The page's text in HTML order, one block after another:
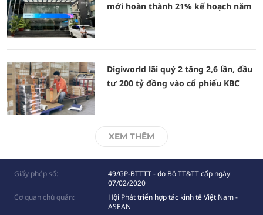
mới hoàn thành 21% kế hoạch năm
Digiworld lãi quý 2 tăng 2,6 lần, đầu
tư 200 tỷ đồng vào cổ phiếu KBC
XEM THÊM
Giấy phép số:
49/GP-BTTTT - do Bộ TT&TT cấp ngày
07/02/2020
Cơ quan chủ quản:
Hội Phát triển hợp tác kinh tế Việt Nam -
ASEAN